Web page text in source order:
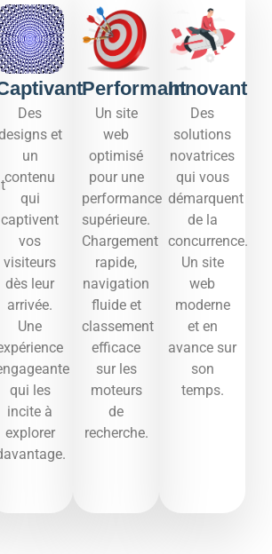
Des
et
un
contenu
qui
captivent
vos
visiteurs
dès leur
arrivée.
Une
qui les
incite à
explorer
Performant
Un site
web
optimisé
pour une
performance
supérieure.
Chargement
rapide,
navigation
fluide et
classement
efficace
sur les
moteurs
de
recherche.​
Innovant
Des
solutions
novatrices
qui vous
démarquent
de la
concurrence.
Un site
web
moderne
et en
avance sur
son
temps.​